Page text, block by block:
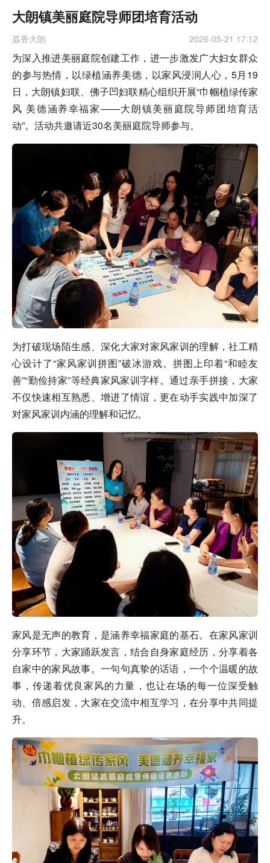
大朗镇美丽庭院导师团培育活动
荔香大朗 2026-05-21 17:12
为深入推进美丽庭院创建工作，进一步激发广大妇女群众
的参与热情，以绿植涵养美德，以家风浸润人心，5月19
日，大朗镇妇联、佛子凹妇联精心组织开展“巾帼植绿传家
风 美德涵养幸福家——大朗镇美丽庭院导师团培育活
动”。活动共邀请近30名美丽庭院导师参与。
为打破现场陌生感、深化大家对家风家训的理解，社工精
心设计了“家风家训拼图”破冰游戏。拼图上印着“和睦友
善”“勤俭持家”等经典家风家训字样。通过亲手拼接，大家
不仅快速相互熟悉、增进了情谊，更在动手实践中加深了
对家风家训内涵的理解和记忆。
家风是无声的教育，是涵养幸福家庭的基石。在家风家训
分享环节，大家踊跃发言，结合自身家庭经历，分享着各
自家中的家风故事。一句句真挚的话语，一个个温暖的故
事，传递着优良家风的力量，也让在场的每一位深受触
动、倍感启发，大家在交流中相互学习，在分享中共同提
升。